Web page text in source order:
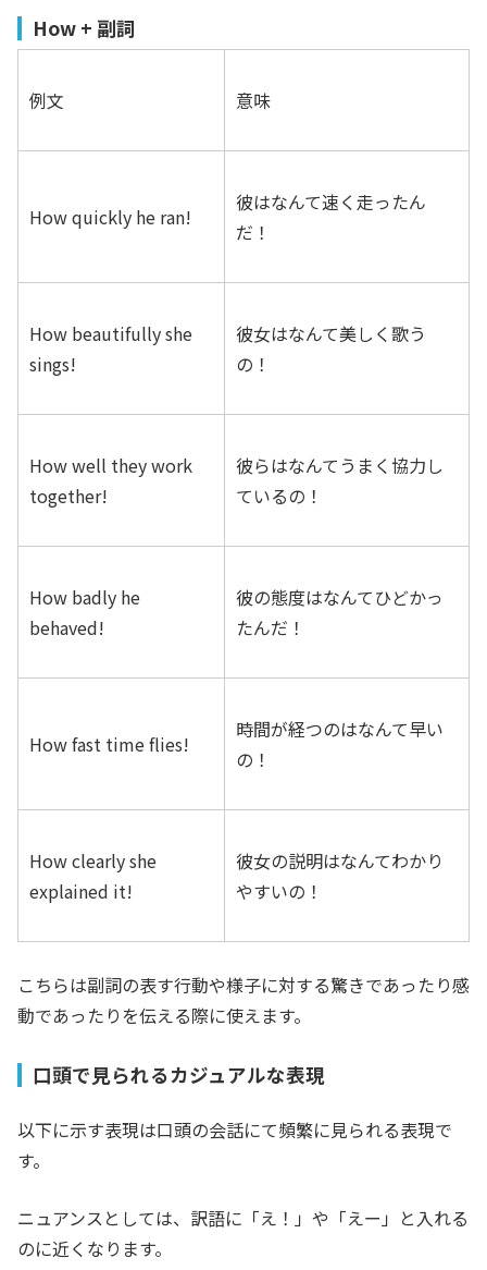
How + 副詞
例文 意味
How quickly he ran!
彼はなんて速く走ったん
だ！
How beautifully she
sings!
彼女はなんて美しく歌う
の！
How well they work
together!
彼らはなんてうまく協力し
ているの！
How badly he
behaved!
彼の態度はなんてひどかっ
たんだ！
How fast time flies!
時間が経つのはなんて早い
の！
How clearly she
explained it!
彼女の説明はなんてわかり
やすいの！
こちらは副詞の表す行動や様子に対する驚きであったり感
動であったりを伝える際に使えます。
口頭で見られるカジュアルな表現
以下に示す表現は口頭の会話にて頻繁に見られる表現で
す。
ニュアンスとしては、訳語に「え！」や「えー」と入れる
のに近くなります。